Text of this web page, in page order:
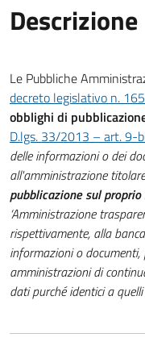
Descrizione
Le Pubbliche
decreto legislativo n.
obblighi di
D.lgs. 33/2013 – art. 9-
delle informazioni o dei
all'amministrazione
pubblicazione sul
‘Amministrazione
rispettivamente, alla
informazioni o
amministrazioni di
dati purché identici a